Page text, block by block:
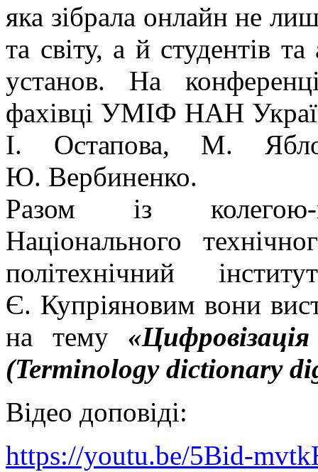
яка зібрала онлайн не
та світу, а й студентів
установ. На
фахівці УМІФ НАН
І. Остапова, М.
Ю. Вербиненко.
Разом із колегою-
Національного
політехнічний
Є. Купріяновим вони
на тему
(Terminology dictionary
Відео доповіді:
https://youtu.be/5Bid-